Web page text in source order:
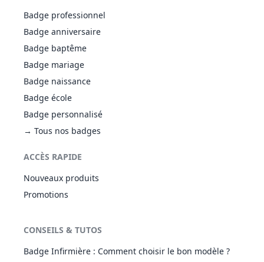
Badge professionnel
Badge anniversaire
Badge baptême
Badge mariage
Badge naissance
Badge école
Badge personnalisé
→ Tous nos badges
ACCÈS RAPIDE
Nouveaux produits
Promotions
CONSEILS & TUTOS
Badge Infirmière : Comment choisir le bon modèle ?